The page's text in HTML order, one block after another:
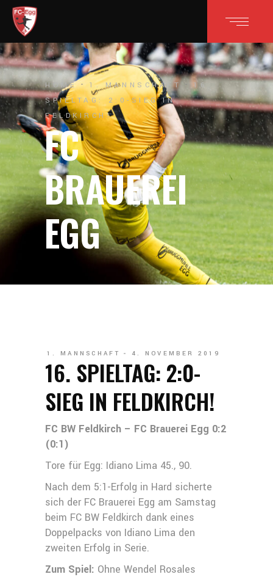
HOME 1. MANNSCHAFT
16.
SPIELTAG: 2:0-SIEG IN
FELDKIRCH!
FC
BRAUEREI
EGG
1. MANNSCHAFT 4. NOVEMBER 2019
16. SPIELTAG: 2:0-
SIEG IN FELDKIRCH!
FC BW Feldkirch – FC Brauerei Egg 0:2
(0:1)
Tore für Egg: Idiano Lima 45., 90.
Nach dem 5:1-Erfolg in Hard sicherte
sich der FC Brauerei Egg am Samstag
beim FC BW Feldkirch dank eines
Doppelpacks von Idiano Lima den
zweiten Erfolg in Serie.
Zum Spiel: Ohne Wendel Rosales